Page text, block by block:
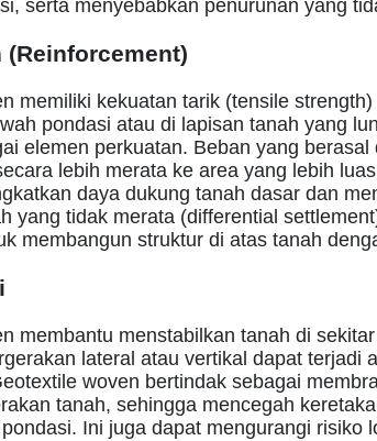
serta menyebabkan penurunan yang
(Reinforcement)
memiliki kekuatan tarik (tensile
pondasi atau di lapisan tanah yang
elemen perkuatan. Beban yang berasal
lebih merata ke area yang lebih
daya dukung tanah dasar dan
yang tidak merata (differential
membangun struktur di atas tanah
membantu menstabilkan tanah di
lateral atau vertikal dapat terjadi
woven bertindak sebagai
tanah, sehingga mencegah
Ini juga dapat mengurangi risiko